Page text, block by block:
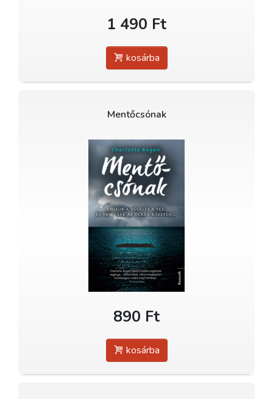
1 490 Ft
kosárba
Mentőcsónak
890 Ft
kosárba